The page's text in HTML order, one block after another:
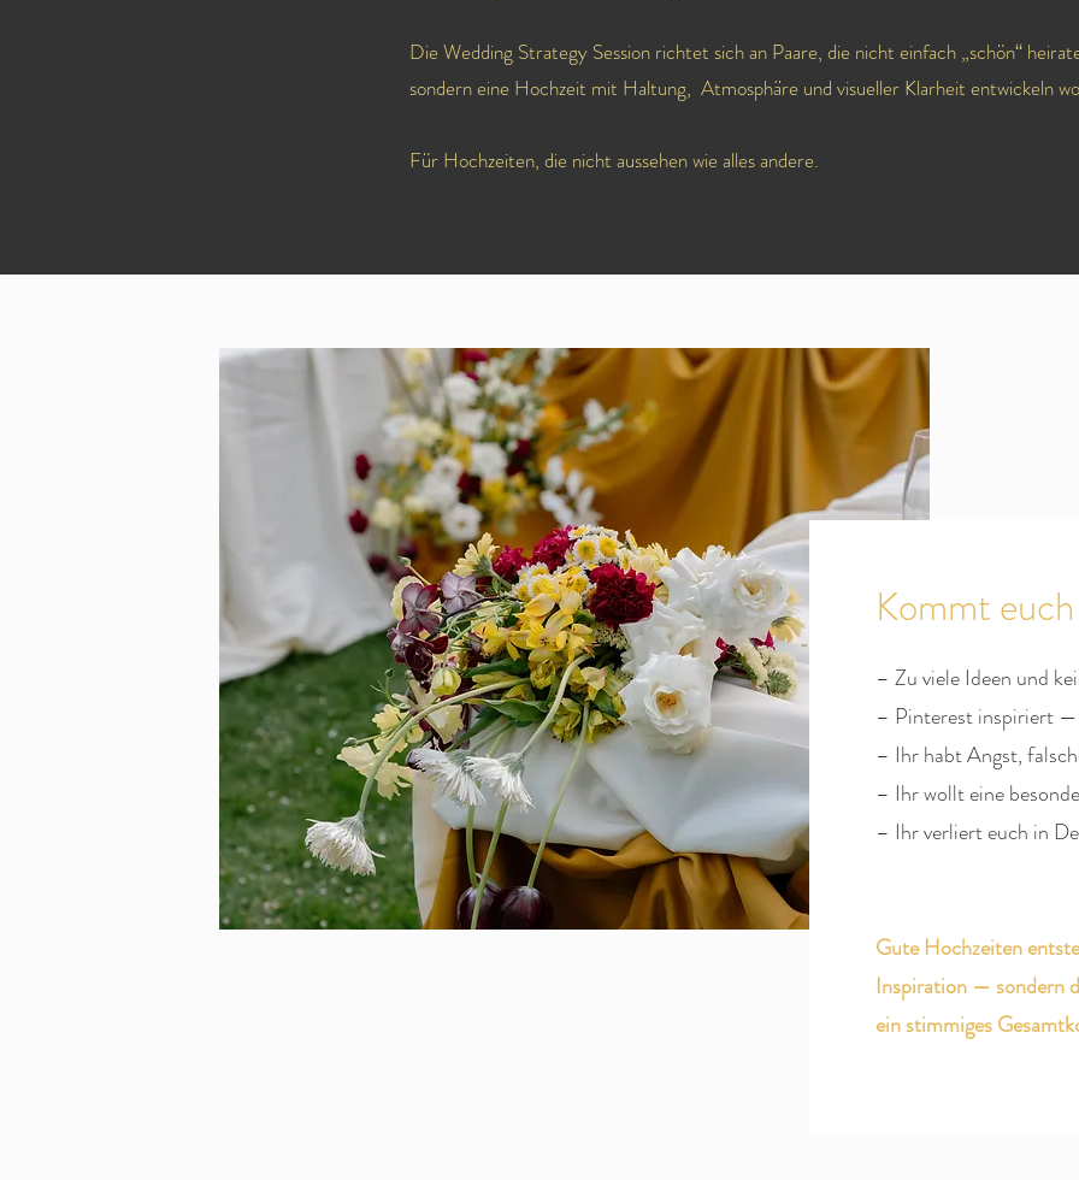
Die Wedding Strategy Session richtet sich an Paare, die nicht einfach „schön“
sondern eine Hochzeit mit Haltung, Atmosphäre und visueller Klarheit entwickeln
Für Hochzeiten, die nicht aussehen wie alles andere.
Kommt
– Zu viele Ideen und
– Pinterest inspiriert
– Ihr habt Angst,
– Ihr wollt eine
– Ihr verliert euch in
Gute Hochzeiten
Inspiration — sondern
ein stimmiges